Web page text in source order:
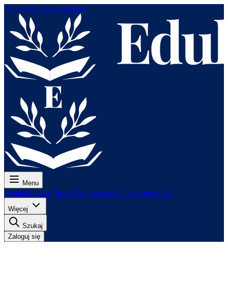
Przejdź do treści głównej
Menu
Cennik Lekcje Testy Do egzaminów Dla nauczycieli
Więcej
Szukaj
Zaloguj się